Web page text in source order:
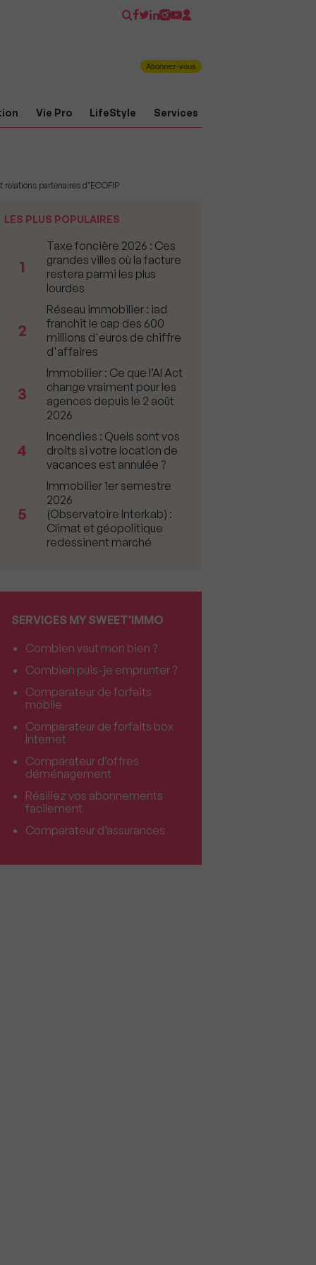
Abonnez-vous
Vie Pro LifeStyle Services
partenaires d’ECOFIP
LES PLUS POPULAIRES
1
Taxe foncière 2026 : Ces
grandes villes où la facture
restera parmi les plus
lourdes
2
Réseau immobilier : iad
franchit le cap des 600
millions d'euros de chiffre
d'affaires
3
Immobilier : Ce que l’AI Act
change vraiment pour les
agences depuis le 2 août
2026
4
Incendies : Quels sont vos
droits si votre location de
vacances est annulée ?
5
Immobilier 1er semestre
2026
(Observatoire Interkab) :
Climat et géopolitique
redessinent marché
SERVICES MY SWEET'IMMO
Combien vaut mon bien ?
Combien puis-je emprunter ?
Comparateur de forfaits
mobile
Comparateur de forfaits box
Internet
Comparateur d’offres
déménagement
Résiliez vos abonnements
facilement
Comparateur d’assurances